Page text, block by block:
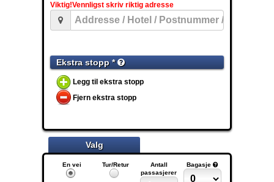
Viktig!Vennligst skriv riktig adresse
Ekstra stopp *
Legg til ekstra stopp
Fjern ekstra stopp
Valg
En vei Tur/Retur
Antall
passasjerer
Bagasje